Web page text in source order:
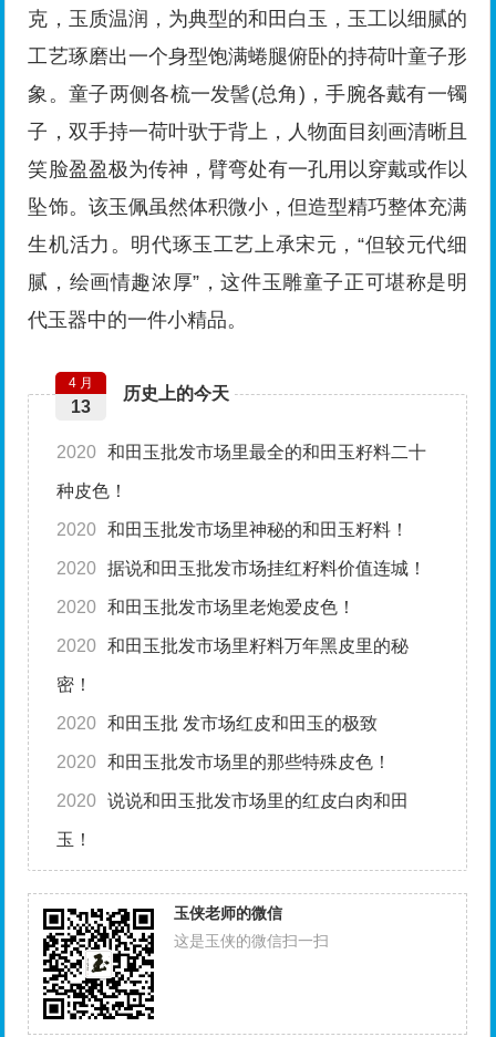
克，玉质温润，为典型的和田白玉，玉工以细腻的
工艺琢磨出一个身型饱满蜷腿俯卧的持荷叶童子形
象。童子两侧各梳一发髻(总角)，手腕各戴有一镯
子，双手持一荷叶驮于背上，人物面目刻画清晰且
笑脸盈盈极为传神，臂弯处有一孔用以穿戴或作以
坠饰。该玉佩虽然体积微小，但造型精巧整体充满
生机活力。明代琢玉工艺上承宋元，“但较元代细
腻，绘画情趣浓厚”，这件玉雕童子正可堪称是明
代玉器中的一件小精品。
历史上的今天
4 月
13
2020 和田玉批发市场里最全的和田玉籽料二十
种皮色！
2020 和田玉批发市场里神秘的和田玉籽料！
2020 据说和田玉批发市场挂红籽料价值连城！
2020 和田玉批发市场里老炮爱皮色！
2020 和田玉批发市场里籽料万年黑皮里的秘
密！
2020 和田玉批 发市场红皮和田玉的极致
2020 和田玉批发市场里的那些特殊皮色！
2020 说说和田玉批发市场里的红皮白肉和田
玉！
玉侠老师的微信
这是玉侠的微信扫一扫